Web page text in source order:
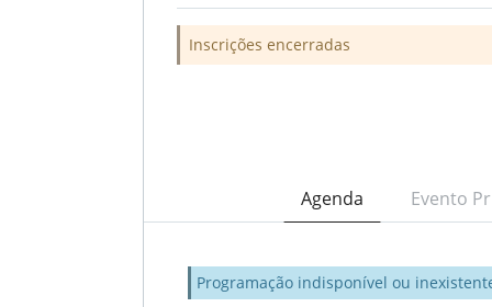
Inscrições encerradas
Agenda Evento
Programação indisponível ou